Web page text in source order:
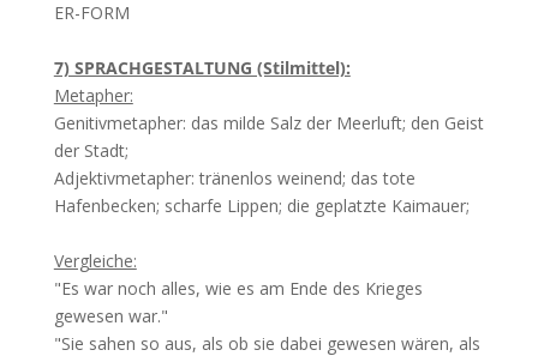
ER-FORM
7) SPRACHGESTALTUNG (Stilmittel):
Metapher:
Genitivmetapher: das milde Salz der Meerluft; den Geist
der Stadt;
Adjektivmetapher: tränenlos weinend; das tote
Hafenbecken; scharfe Lippen; die geplatzte Kaimauer;
Vergleiche:
"Es war noch alles, wie es am Ende des Krieges
gewesen war."
"Sie sahen so aus, als ob sie dabei gewesen wären, als